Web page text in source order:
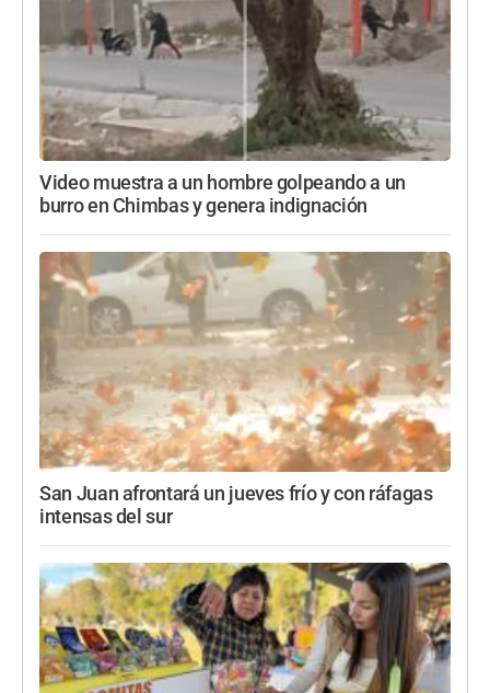
Video muestra a un hombre golpeando a un
burro en Chimbas y genera indignación
San Juan afrontará un jueves frío y con ráfagas
intensas del sur